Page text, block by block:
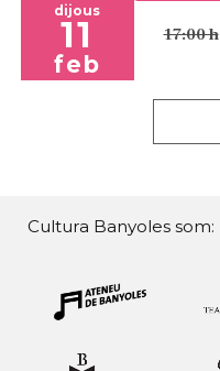
dijous
11
feb
17:00 h
Cultura Banyoles som: